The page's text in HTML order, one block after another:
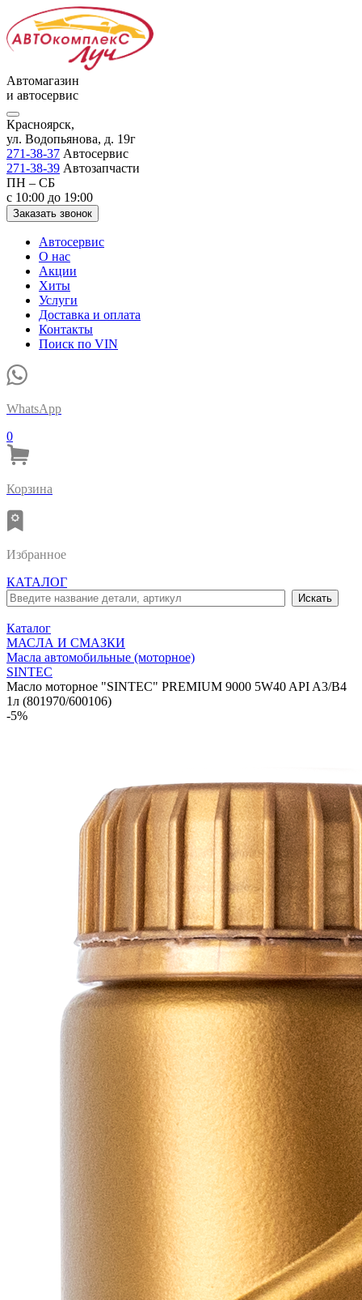
Автомагазин
и автосервис
Красноярск,
ул. Водопьянова, д. 19г
271-38-37 Автосервис
271-38-39 Автозапчасти
ПН – СБ
с 10:00 до 19:00
Заказать звонок
Автосервис
О нас
Акции
Хиты
Услуги
Доставка и оплата
Контакты
Поиск по VIN
WhatsApp
0
Корзина
Избранное
КАТАЛОГ
Каталог
МАСЛА И СМАЗКИ
Масла автомобильные (моторное)
SINTEC
Масло моторное "SINTEC" PREMIUM 9000 5W40 API A3/B4
1л (801970/600106)
-5%